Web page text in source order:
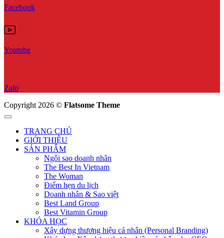
Facebook
Youtube
Zalo
Copyright 2026 © Flatsome Theme
TRANG CHỦ
GIỚI THIỆU
SẢN PHẨM
Ngôi sao doanh nhân
The Best In Vietnam
The Woman
Điểm hẹn du lịch
Doanh nhân & Sao việt
Best Land Group
Best Vitamin Group
KHÓA HỌC
Xây dựng thương hiệu cá nhân (Personal Branding)